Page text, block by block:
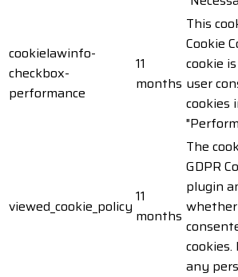
cookielawinfo-
checkbox-
performance
11
months
This
Cookie
cookie
user
cookies
viewed_cookie_policy
11
months
The
GDPR
plugin
any